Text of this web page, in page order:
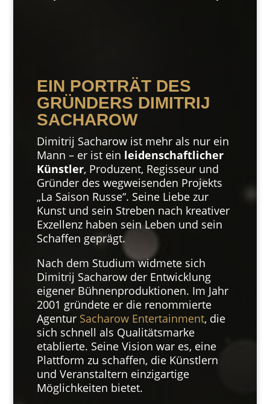
EIN PORTRÄT DES
GRÜNDERS DIMITRIJ
SACHAROW
Dimitrij Sacharow ist mehr als nur ein
Mann – er ist ein leidenschaftlicher
Künstler, Produzent, Regisseur und
Gründer des wegweisenden Projekts
„La Saison Russe“. Seine Liebe zur
Kunst und sein Streben nach kreativer
Exzellenz haben sein Leben und sein
Schaffen geprägt.
Nach dem Studium widmete sich
Dimitrij Sacharow der Entwicklung
eigener Bühnenproduktionen. Im Jahr
2001 gründete er die renommierte
Agentur Sacharow Entertainment, die
sich schnell als Qualitätsmarke
etablierte. Seine Vision war es, eine
Plattform zu schaffen, die Künstlern
und Veranstaltern einzigartige
Möglichkeiten bietet.